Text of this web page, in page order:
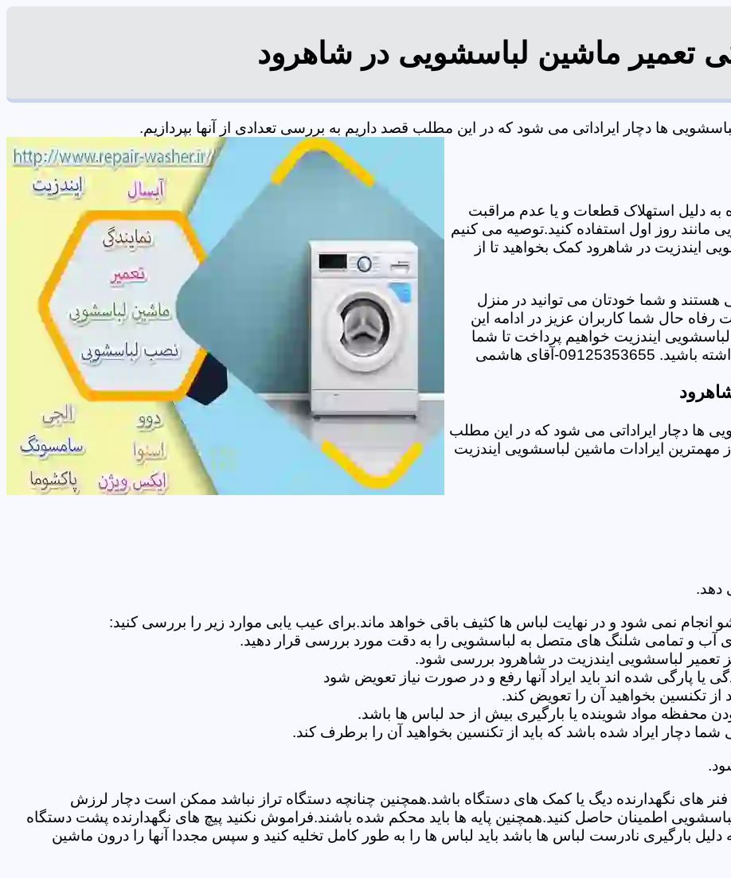
تعمیر ماشین لباسشویی در شاهرود
ها دچار ایراداتی می شود که در این مطلب قصد داریم به بررسی تعدادی از آنها بپردازیم.
دلیل استهلاک قطعات و یا عدم مراقبت
مانند روز اول استفاده کنید.توصیه می کنیم
ایندزیت در شاهرود کمک بخواهید تا از
هستند و شما خودتان می توانید در منزل
حال شما کاربران عزیز در ادامه این
ایندزیت خواهیم پرداخت تا شما
آقای هاشمی
ها دچار ایراداتی می شود که در این مطلب
مهمترین ایرادات ماشین لباسشویی ایندزیت
دهد.
نمی شود و در نهایت لباس ها کثیف باقی خواهد ماند.برای عیب یابی موارد زیر را بررسی کنید:
آب و تمامی شلنگ های متصل به لباسشویی را به دقت مورد بررسی قرار دهید.
لباسشویی ایندزیت در شاهرود بررسی شود.
پارگی شده اند باید ایراد آنها رفع و در صورت نیاز تعویض شود
تکنسین بخواهید آن را تعویض کند.
محفظه مواد شوینده یا بارگیری بیش از حد لباس ها باشد.
ایراد شده باشد که باید از تکنسین بخواهید آن را برطرف کند.
های نگهدارنده دیگ یا کمک های دستگاه باشد.همچنین چنانچه دستگاه تراز نباشد ممکن است دچار لرزش
لباسشویی اطمینان حاصل کنید.همچنین پایه ها باید محکم شده باشند.فراموش نکنید پیچ های نگهدارنده پشت دستگاه
بارگیری نادرست لباس ها باشد باید لباس ها را به طور کامل تخلیه کنید و سپس مجددا آنها را درون ماشین